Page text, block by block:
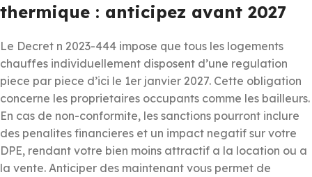
thermique : anticipez avant 2027
Le Decret n 2023-444 impose que tous les logements
chauffes individuellement disposent d’une regulation
piece par piece d’ici le 1er janvier 2027. Cette obligation
concerne les proprietaires occupants comme les bailleurs.
En cas de non-conformite, les sanctions pourront inclure
des penalites financieres et un impact negatif sur votre
DPE, rendant votre bien moins attractif a la location ou a
la vente. Anticiper des maintenant vous permet de